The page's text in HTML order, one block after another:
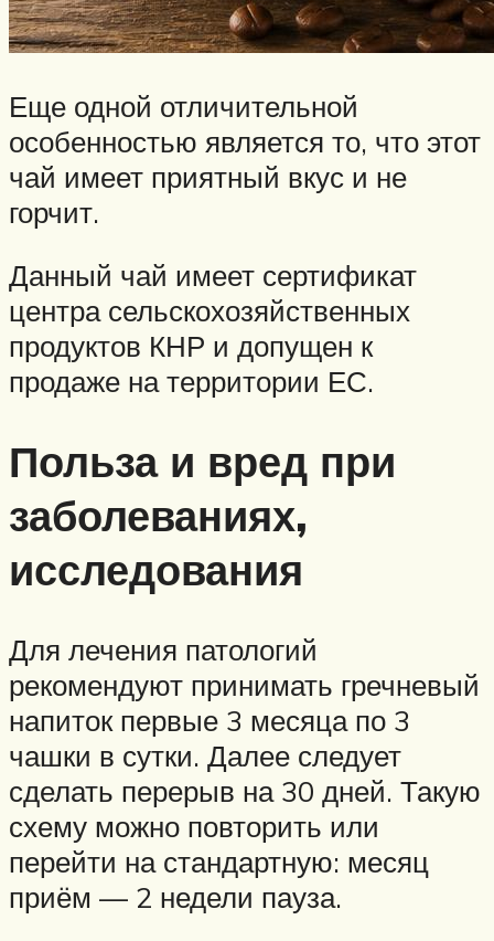
Еще одной отличительной
особенностью является то, что этот
чай имеет приятный вкус и не
горчит.
Данный чай имеет сертификат
центра сельскохозяйственных
продуктов КНР и допущен к
продаже на территории ЕС.
Польза и вред при
заболеваниях,
исследования
Для лечения патологий
рекомендуют принимать гречневый
напиток первые 3 месяца по 3
чашки в сутки. Далее следует
сделать перерыв на 30 дней. Такую
схему можно повторить или
перейти на стандартную: месяц
приём — 2 недели пауза.